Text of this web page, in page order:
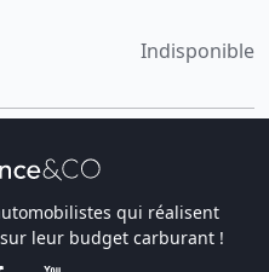
Indisponible
qui réalisent
leur budget carburant !